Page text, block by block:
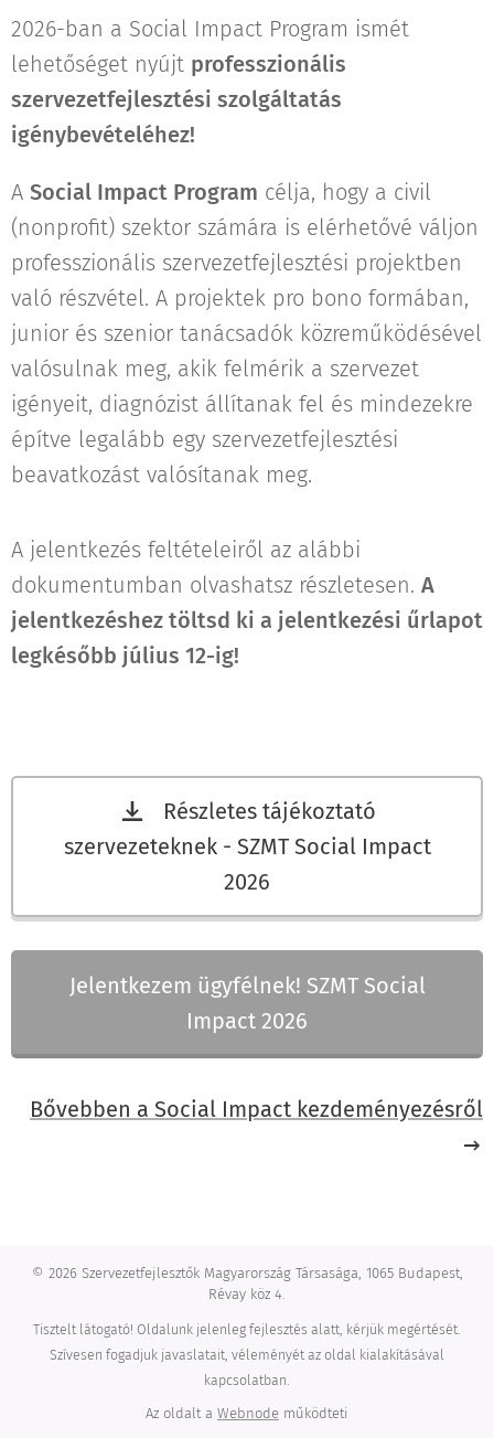
2026-ban a Social Impact Program ismét
lehetőséget nyújt professzionális
szervezetfejlesztési szolgáltatás
igénybevételéhez!
A Social Impact Program célja, hogy a civil
(nonprofit) szektor számára is elérhetővé váljon
professzionális szervezetfejlesztési projektben
való részvétel. A projektek pro bono formában,
junior és szenior tanácsadók közreműködésével
valósulnak meg, akik felmérik a szervezet
igényeit, diagnózist állítanak fel és mindezekre
építve legalább egy szervezetfejlesztési
beavatkozást valósítanak meg.
A jelentkezés feltételeiről az alábbi
dokumentumban olvashatsz részletesen. A
jelentkezéshez töltsd ki a jelentkezési űrlapot
legkésőbb július 12-ig!
Részletes tájékoztató
szervezeteknek - SZMT Social Impact
2026
Jelentkezem ügyfélnek! SZMT Social
Impact 2026
Bővebben a Social Impact kezdeményezésről
© 2026 Szervezetfejlesztők Magyarország Társasága, 1065 Budapest,
Révay köz 4.
Tisztelt látogató! Oldalunk jelenleg fejlesztés alatt, kérjük megértését.
Szívesen fogadjuk javaslatait, véleményét az oldal kialakításával
kapcsolatban.
Az oldalt a Webnode működteti